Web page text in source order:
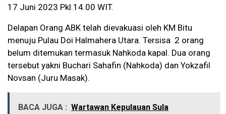
17 Juni 2023 Pkl.14.00 WIT.
Delapan Orang ABK telah dievakuasi oleh KM Bitu
menuju Pulau Doi Halmahera Utara. Tersisa 2 orang
belum ditemukan termasuk Nahkoda kapal. Dua orang
tersebut yakni Buchari Sahafin (Nahkoda) dan Yokzafil
Novsan (Juru Masak).
BACA JUGA : Wartawan Kepulauan Sula